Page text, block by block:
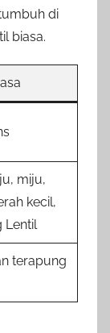
di
biasa.
miju,
kecil,
Lentil
terapung